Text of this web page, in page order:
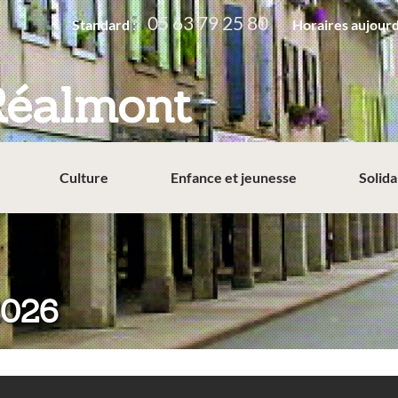
Standard : 05 63 79 25 80 Horaires
Culture Enfance et jeunesse